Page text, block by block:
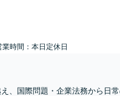
業時間：本日定休日
、国際問題・企業法務から日